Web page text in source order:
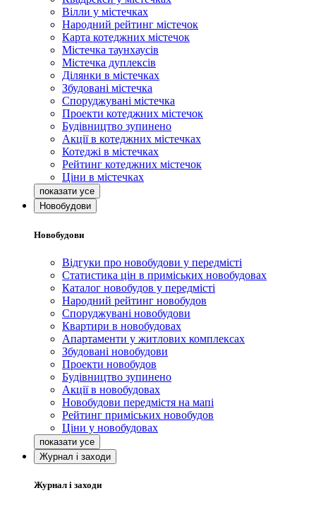
Вілли у містечках
Народний рейтинг містечок
Карта котеджних містечок
Містечка таунхаусів
Містечка дуплексів
Ділянки в містечках
Збудовані містечка
Споруджувані містечка
Проекти котеджних містечок
Будівництво зупинено
Акції в котеджних містечках
Котеджі в містечках
Рейтинг котеджних містечок
Ціни в містечках
Новобудови
Новобудови
Відгуки про новобудови у передмісті
Статистика цін в приміських новобудовах
Каталог новобудов у передмісті
Народний рейтинг новобудов
Споруджувані новобудови
Квартири в новобудовах
Апартаменти у житлових комплексах
Збудовані новобудови
Проекти новобудов
Будівництво зупинено
Акції в новобудовах
Новобудови передмістя на мапі
Рейтинг приміських новобудов
Ціни у новобудовах
Журнал і заходи
Журнал і заходи